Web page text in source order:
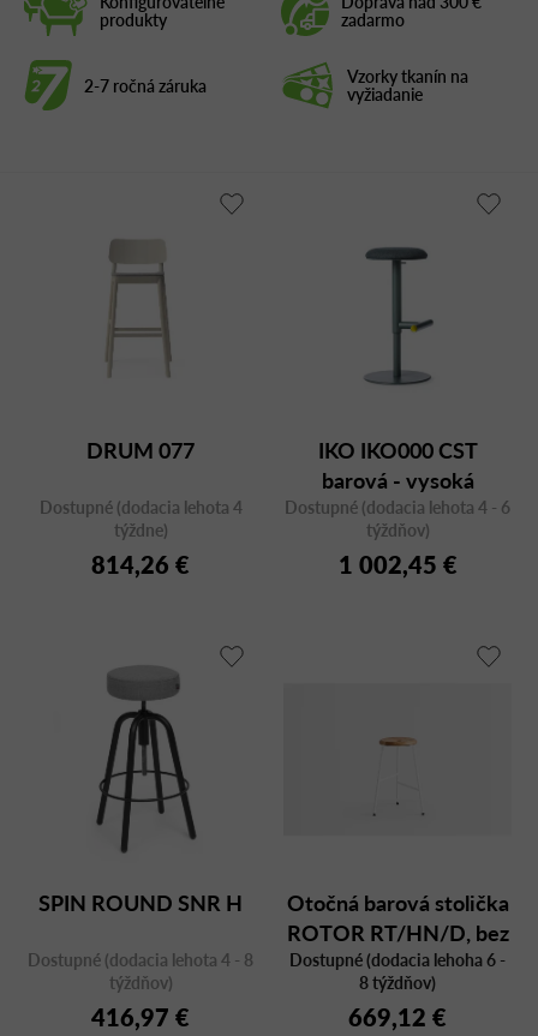
produkty zadarmo
2-7 ročná záruka Vzorky tkanín na
vyžiadanie
DRUM 077
Dostupné (dodacia lehota 4
týždne)
814,26 €
IKO IKO000 CST
barová - vysoká
stolička
Dostupné (dodacia lehota 4 - 6
týždňov)
1 002,45 €
SPIN ROUND SNR H
Dostupné (dodacia lehota 4 - 8
týždňov)
416,97 €
Otočná barová stolička
ROTOR RT/HN/D, bez
operadla, výška sedu 65
cm
Dostupné (dodacia lehoha 6 -
8 týždňov)
669,12 €